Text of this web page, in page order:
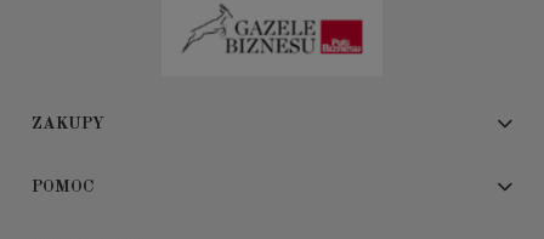
ZAKUPY
POMOC